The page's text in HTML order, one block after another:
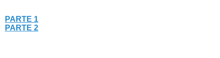
PARTE 1
PARTE 2